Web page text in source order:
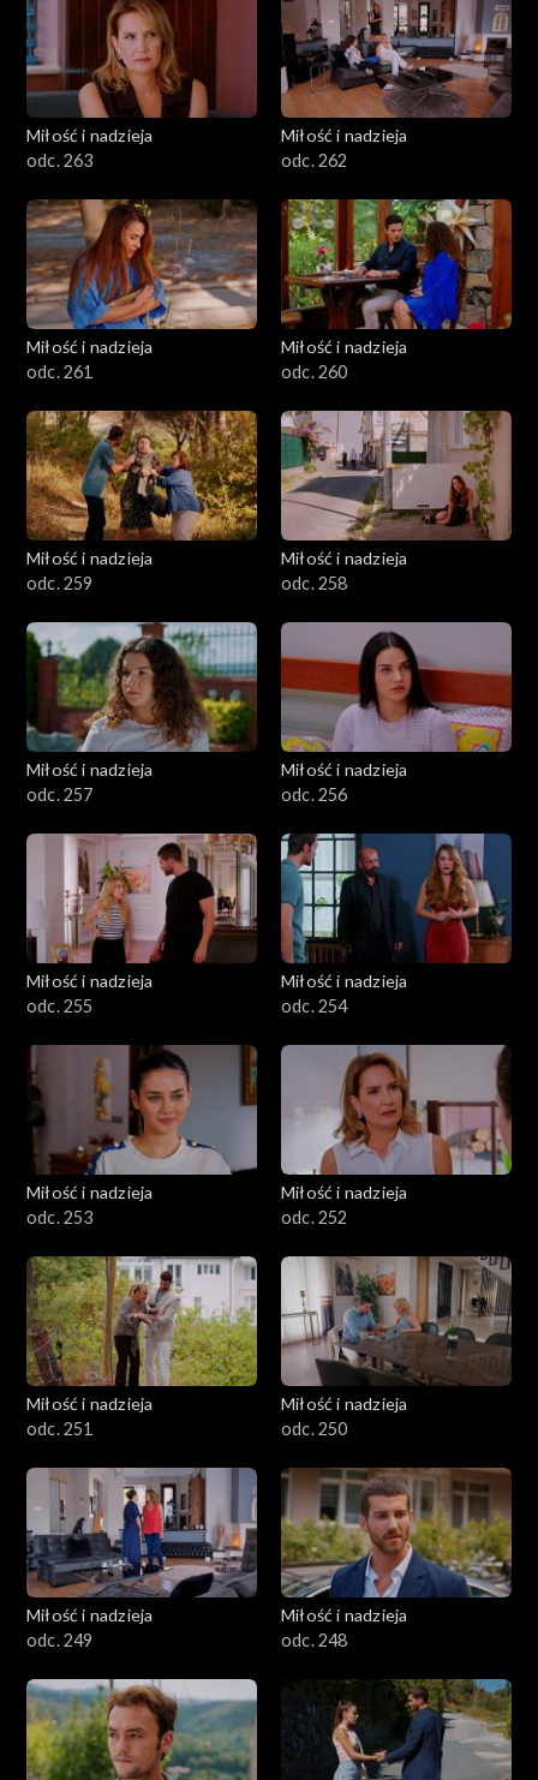
Miłość i nadzieja
odc. 263
Miłość i nadzieja
odc. 262
Miłość i nadzieja
odc. 261
Miłość i nadzieja
odc. 260
Miłość i nadzieja
odc. 259
Miłość i nadzieja
odc. 258
Miłość i nadzieja
odc. 257
Miłość i nadzieja
odc. 256
Miłość i nadzieja
odc. 255
Miłość i nadzieja
odc. 254
Miłość i nadzieja
odc. 253
Miłość i nadzieja
odc. 252
Miłość i nadzieja
odc. 251
Miłość i nadzieja
odc. 250
Miłość i nadzieja
odc. 249
Miłość i nadzieja
odc. 248